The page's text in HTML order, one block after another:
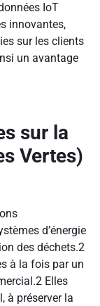
IoT
innovantes,
sur les clients
un avantage
sur la
Vertes)
d’énergie
des déchets.2
à la fois par un
2 Elles
à préserver la